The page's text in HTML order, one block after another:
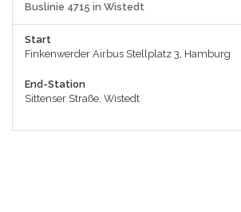
Buslinie 4715 in Wistedt
Start
Finkenwerder Airbus Stellplatz 3, Hamburg
End-Station
Sittenser Straße, Wistedt